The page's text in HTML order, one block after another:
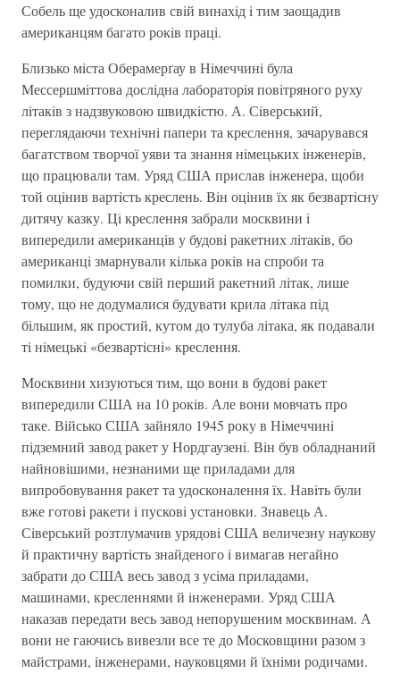
Собель ще удосконалив свiй винахiд i тим заощадив
американцям багато рокiв працi.
Близько мiста Оберамерґау в Нiмеччинi була
Мессершмiттова дослiдна лабораторiя повiтряного руху
лiтакiв з надзвуковою швидкiстю. А. Сiверський,
переглядаючи технiчнi папери та креслення, зачарувався
багатством творчої уяви та знання нiмецьких iнженерiв,
що працювали там. Уряд США прислав iнженера, щоби
той оцiнив вартiсть креслень. Вiн оцiнив їх як безвартiсну
дитячу казку. Цi креслення забрали москвини i
випередили американцiв у будовi ракетних лiтакiв, бо
американцi змарнували кiлька рокiв на спроби та
помилки, будуючи свiй перший ракетний лiтак, лише
тому, що не додумалися будувати крила лiтака пiд
бiльшим, як простий, кутом до тулуба лiтака, як подавали
тi нiмецькi «безвартiснi» креслення.
Москвини хизуються тим, що вони в будовi ракет
випередили США на 10 рокiв. Але вони мовчать про
таке. Вiйсько США зайняло 1945 року в Нiмеччинi
пiдземний завод ракет у Нордгаузенi. Вiн був обладнаний
найновiшими, незнаними ще приладами для
випробовування ракет та удосконалення їх. Навiть були
вже готовi ракети i пусковi установки. Знавець А.
Сiверський розтлумачив урядовi США величезну наукову
й практичну вартiсть знайденого i вимагав негайно
забрати до США весь завод з усiма приладами,
машинами, кресленнями й iнженерами. Уряд США
наказав передати весь завод непорушеним москвинам. А
вони не гаючись вивезли все те до Московщини разом з
майстрами, iнженерами, науковцями й їхнiми родичами.